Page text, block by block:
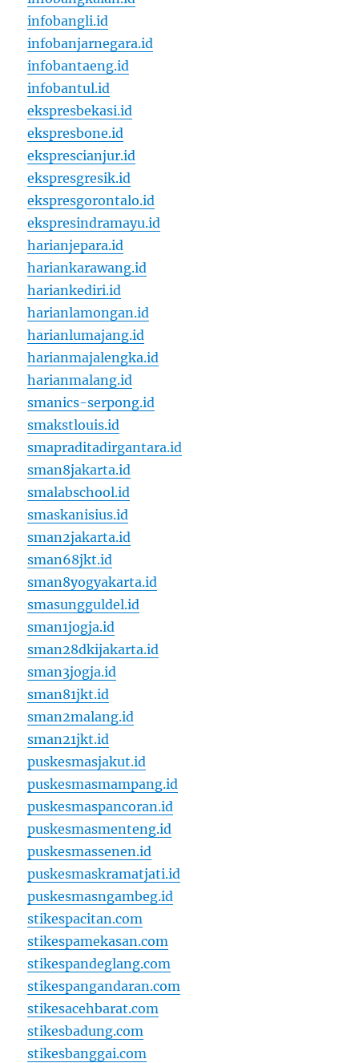
infobangli.id
infobanjarnegara.id
infobantaeng.id
infobantul.id
ekspresbekasi.id
ekspresbone.id
eksprescianjur.id
ekspresgresik.id
ekspresgorontalo.id
ekspresindramayu.id
harianjepara.id
hariankarawang.id
hariankediri.id
harianlamongan.id
harianlumajang.id
harianmajalengka.id
harianmalang.id
smanics-serpong.id
smakstlouis.id
smapraditadirgantara.id
sman8jakarta.id
smalabschool.id
smaskanisius.id
sman2jakarta.id
sman68jkt.id
sman8yogyakarta.id
smasungguldel.id
sman1jogja.id
sman28dkijakarta.id
sman3jogja.id
sman81jkt.id
sman2malang.id
sman21jkt.id
puskesmasjakut.id
puskesmasmampang.id
puskesmaspancoran.id
puskesmasmenteng.id
puskesmassenen.id
puskesmaskramatjati.id
puskesmasngambeg.id
stikespacitan.com
stikespamekasan.com
stikespandeglang.com
stikespangandaran.com
stikesacehbarat.com
stikesbadung.com
stikesbanggai.com